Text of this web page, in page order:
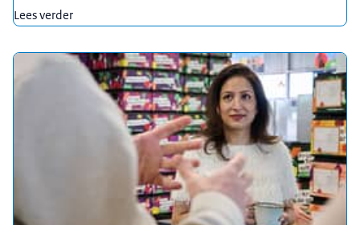
Lees verder